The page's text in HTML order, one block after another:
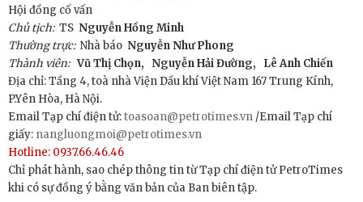
Hội đồng cố vấn
Chủ tịch:TS Nguyễn Hồng Minh
Thường trực: Nhà báo Nguyễn Như Phong
Thành viên: Vũ Thị Chọn, Nguyễn Hải Đường,
Lê Anh Chiến
Địa chỉ: Tầng 4, toà nhà Viện Dầu khí Việt Nam 167 Trung Kính,
P.Yên Hòa, Hà Nội.
Email Tạp chí điện tử:toasoan@petrotimes.vn /Email Tạp chí
giấy: nangluongmoi@petrotimes.vn
Hotline: 0937.66.46.46
Chỉ phát hành, sao chép thông tin từ Tạp chí điện tử PetroTimes
khi có sự đồng ý bằng văn bản của Ban biên tập.